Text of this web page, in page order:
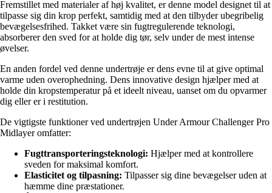
Fremstillet med materialer af høj kvalitet, er denne model designet til at
tilpasse sig din krop perfekt, samtidig med at den tilbyder ubegribelig
bevægelsesfrihed. Takket være sin fugtregulerende teknologi,
absorberer den sved for at holde dig tør, selv under de mest intense
øvelser.
En anden fordel ved denne undertrøje er dens evne til at give optimal
varme uden overophedning. Dens innovative design hjælper med at
holde din kropstemperatur på et ideelt niveau, uanset om du opvarmer
dig eller er i restitution.
De vigtigste funktioner ved undertrøjen Under Armour Challenger Pro
Midlayer omfatter:
Fugttransporteringsteknologi: Hjælper med at kontrollere
sveden for maksimal komfort.
Elasticitet og tilpasning: Tilpasser sig dine bevægelser uden at
hæmme dine præstationer.